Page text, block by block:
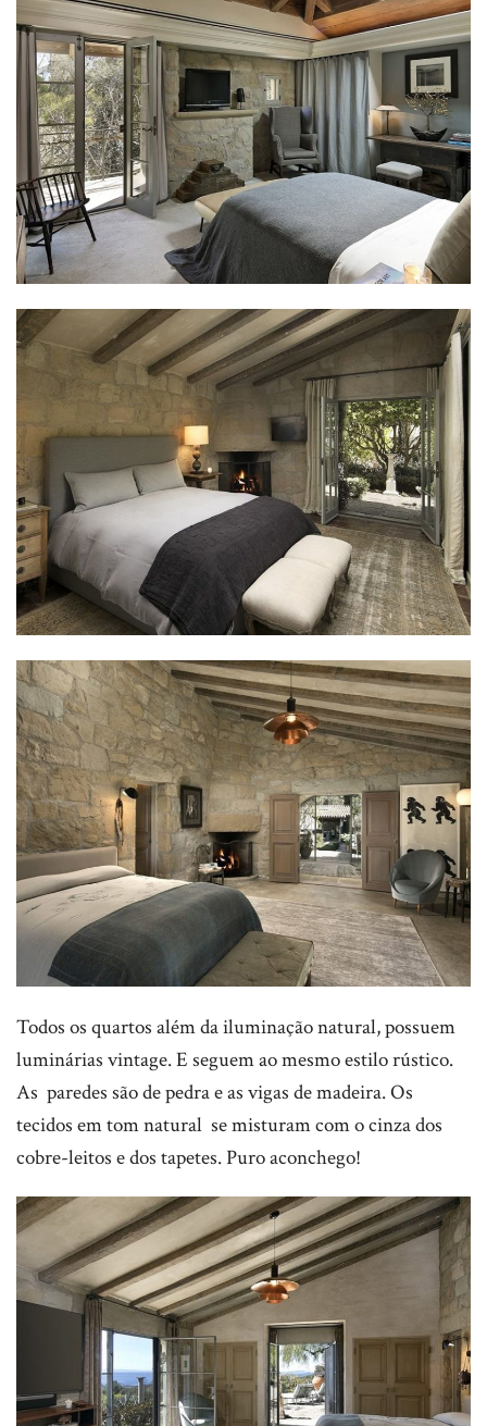
Todos os quartos além da iluminação natural, possuem
luminárias vintage. E seguem ao mesmo estilo rústico.
As paredes são de pedra e as vigas de madeira. Os
tecidos em tom natural se misturam com o cinza dos
cobre-leitos e dos tapetes. Puro aconchego!